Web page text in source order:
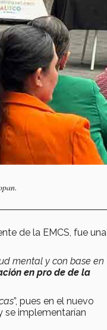
de la EMCS, fue una
mental y con base en
en pro de de la
”, pues en el nuevo
se implementarían